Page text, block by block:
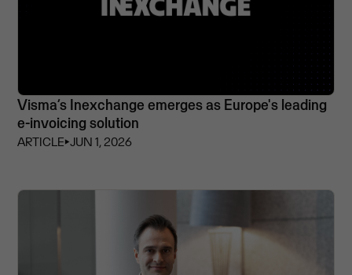
Visma’s Inexchange emerges as Europe's leading
e-invoicing solution
ARTICLE⏵JUN 1, 2026